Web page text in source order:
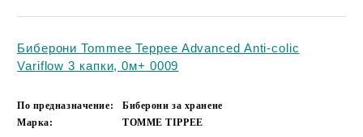
Биберони Tommee Teppee Advanced Anti-colic
Variflow 3 капки, 0м+ 0009
По предназначение:
Биберони за хранене
Марка:
TOMME TIPPEE